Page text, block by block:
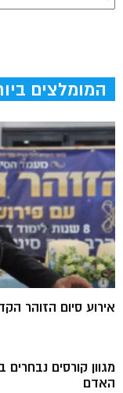
המומלצים
אירוע סיום הזוהר
מגוון קורסים
האדם